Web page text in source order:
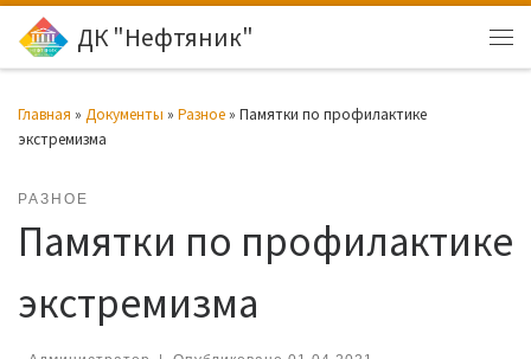
Перейти к содержимому
ДК "Нефтяник"
Главная » Документы » Разное » Памятки по профилактике
экстремизма
РАЗНОЕ
Памятки по профилактике
экстремизма